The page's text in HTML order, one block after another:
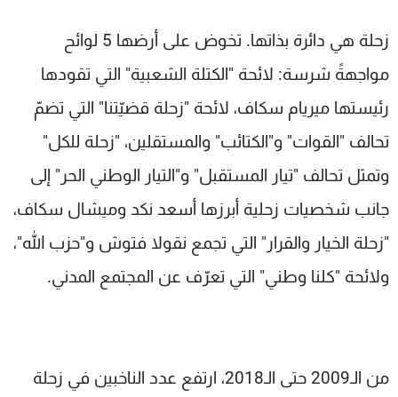
زحلة هي دائرة بذاتها. تخوض على أرضها 5 لوائح
مواجهةً شرسة: لائحة "الكتلة الشعبية" التي تقودها
رئيستها ميريام سكاف، لائحة "زحلة قضيّتنا" التي تضمّ
تحالف "القوات" و"الكتائب" والمستقلين، "زحلة للكل"
وتمثل تحالف "تيار المستقبل" و"التيار الوطني الحر" إلى
جانب شخصيات زحلية أبرزها أسعد نكد وميشال سكاف،
"زحلة الخيار والقرار" التي تجمع نقولا فتوش و"حزب الله"،
ولائحة "كلنا وطني" التي تعرّف عن المجتمع المدني.
من الـ2009 حتى الـ2018، ارتفع عدد الناخبين في زحلة